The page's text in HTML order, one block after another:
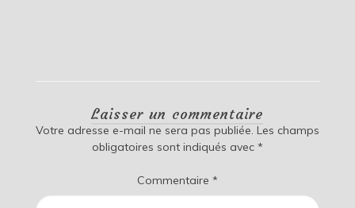
Laisser un commentaire
Votre adresse e-mail ne sera pas publiée. Les champs
obligatoires sont indiqués avec *
Commentaire *